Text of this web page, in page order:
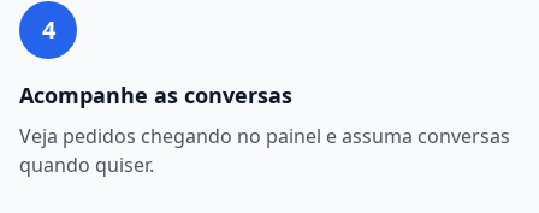
4
Acompanhe as conversas
Veja pedidos chegando no painel e assuma conversas
quando quiser.